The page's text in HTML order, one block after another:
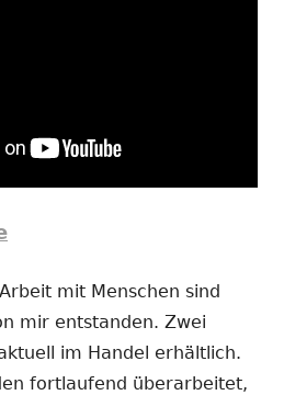
mit Menschen sind
mir entstanden. Zwei
im Handel erhältlich.
fortlaufend überarbeitet,